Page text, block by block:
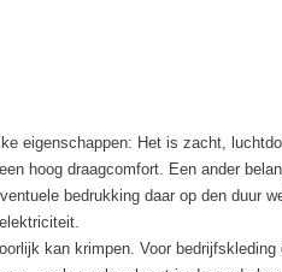
eigenschappen: Het is zacht,
hoog draagcomfort. Een ander
bedrukking daar op den duur
kan krimpen. Voor